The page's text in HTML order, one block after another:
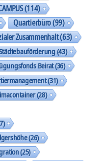
(114)
Quartierbüro(99)
Zusammenhalt(63)
(43)
Beirat(36)
(31)
(28)
(26)
(25)